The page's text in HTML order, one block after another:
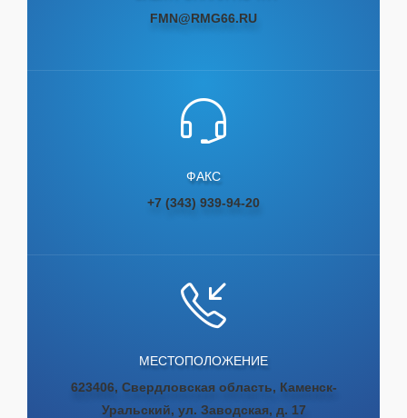
FMN@RMG66.RU
ФАКС
+7 (343) 939-94-20
МЕСТОПОЛОЖЕНИЕ
623406, Свердловская область, Каменск-
Уральский, ул. Заводская, д. 17